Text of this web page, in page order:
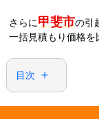
さらに甲斐市の引
一括見積もり価格を
目次